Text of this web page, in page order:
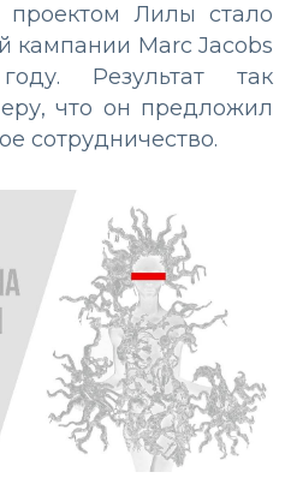
Лилы стало
кампании Marc Jacobs
Результат так
что он предложил
сотрудничество.